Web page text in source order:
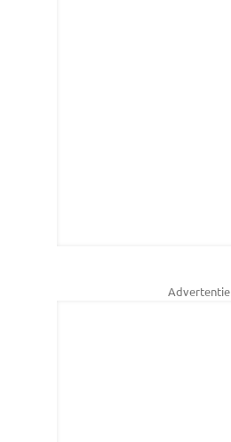
Advertentie